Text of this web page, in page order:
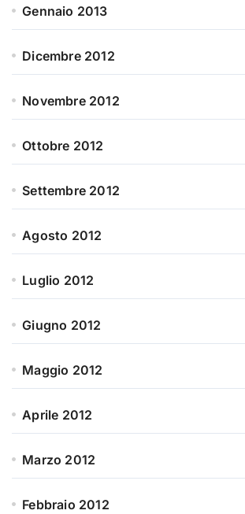
Gennaio 2013
Dicembre 2012
Novembre 2012
Ottobre 2012
Settembre 2012
Agosto 2012
Luglio 2012
Giugno 2012
Maggio 2012
Aprile 2012
Marzo 2012
Febbraio 2012